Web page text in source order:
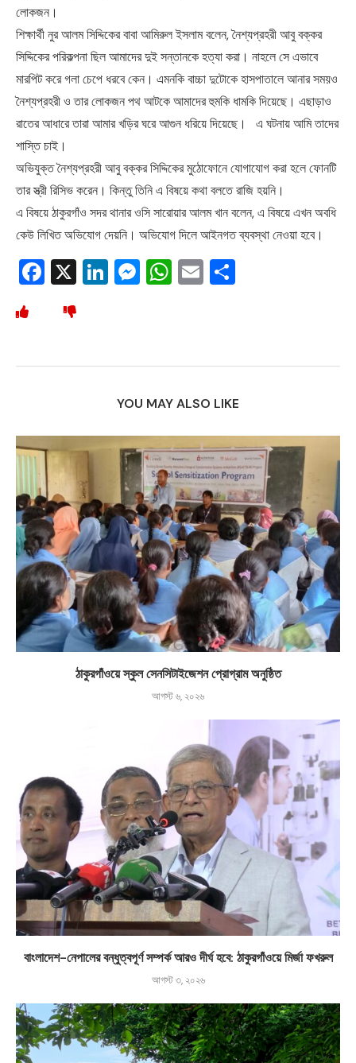
লোকজন।
শিক্ষার্থী নুর আলম সিদ্দিকের বাবা আমিরুল ইসলাম বলেন, নৈশ্যপ্রহরী আবু বক্কর
সিদ্দিকের পরিকল্পনা ছিল আমাদের দুই সন্তানকে হত্যা করা। নাহলে সে এভাবে
মারপিট করে গলা চেপে ধরবে কেন। এমনকি বাচ্চা দুটোকে হাসপাতালে আনার সময়ও
নৈশ্যপ্রহরী ও তার লোকজন পথ আটকে আমাদের হুমকি ধামকি দিয়েছে। এছাড়াও
রাতের আধারে তারা আমার খড়ির ঘরে আগুন ধরিয়ে দিয়েছে। এ ঘটনায় আমি তাদের
শাস্তি চাই।
অভিযুক্ত নৈশ্যপ্রহরী আবু বক্কর সিদ্দিকের মুঠোফোনে যোগাযোগ করা হলে ফোনটি
তার স্ত্রী রিসিভ করেন। কিন্তু তিনি এ বিষয়ে কথা বলতে রাজি হয়নি।
এ বিষয়ে ঠাকুরগাঁও সদর থানার ওসি সারোয়ার আলম খান বলেন, এ বিষয়ে এখন অবধি
কেউ লিখিত অভিযোগ দেয়নি। অভিযোগ দিলে আইনগত ব্যবস্থা নেওয়া হবে।
Facebook
X LinkedIn
Messenger
WhatsApp
Email
YOU MAY ALSO LIKE
ঠাকুরগাঁওয়ে স্কুল সেনসিটাইজেশন প্রোগ্রাম অনুষ্ঠিত
আগস্ট ৬, ২০২৬
বাংলাদেশ-নেপালের বন্ধুত্বপূর্ণ সম্পর্ক আরও দীর্ঘ হবে: ঠাকুরগাঁওয়ে মির্জা ফখরুল
আগস্ট ৩, ২০২৬